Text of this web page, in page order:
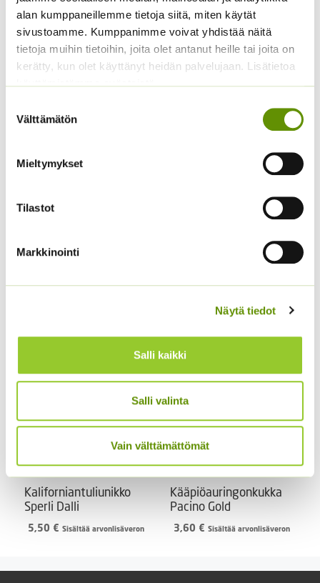
alan kumppaneillemme tietoja siitä, miten käytät
sivustoamme. Kumppanimme voivat yhdistää näitä
tietoja muihin tietoihin, joita olet antanut heille tai joita on
kerätty, kun olet käyttänyt heidän palvelujaan. Lisätietoa
käyttämistämme evästeistä
valinta
Välttämätön
Mieltymykset
Tilastot
Markkinointi
Näytä tiedot
Salli kaikki
Salli valinta
Vain välttämättömät
5,20 € Sisältää arvonlisäveron Sisältää arvonlisäveron
Tarhakukonkannus
Tarhakehäkukka Bon
Kaliforniantuliunikko
Sperli Dalli
5,50 € Sisältää arvonlisäveron
Kääpiöauringonkukka
Pacino Gold
3,60 € Sisältää arvonlisäveron